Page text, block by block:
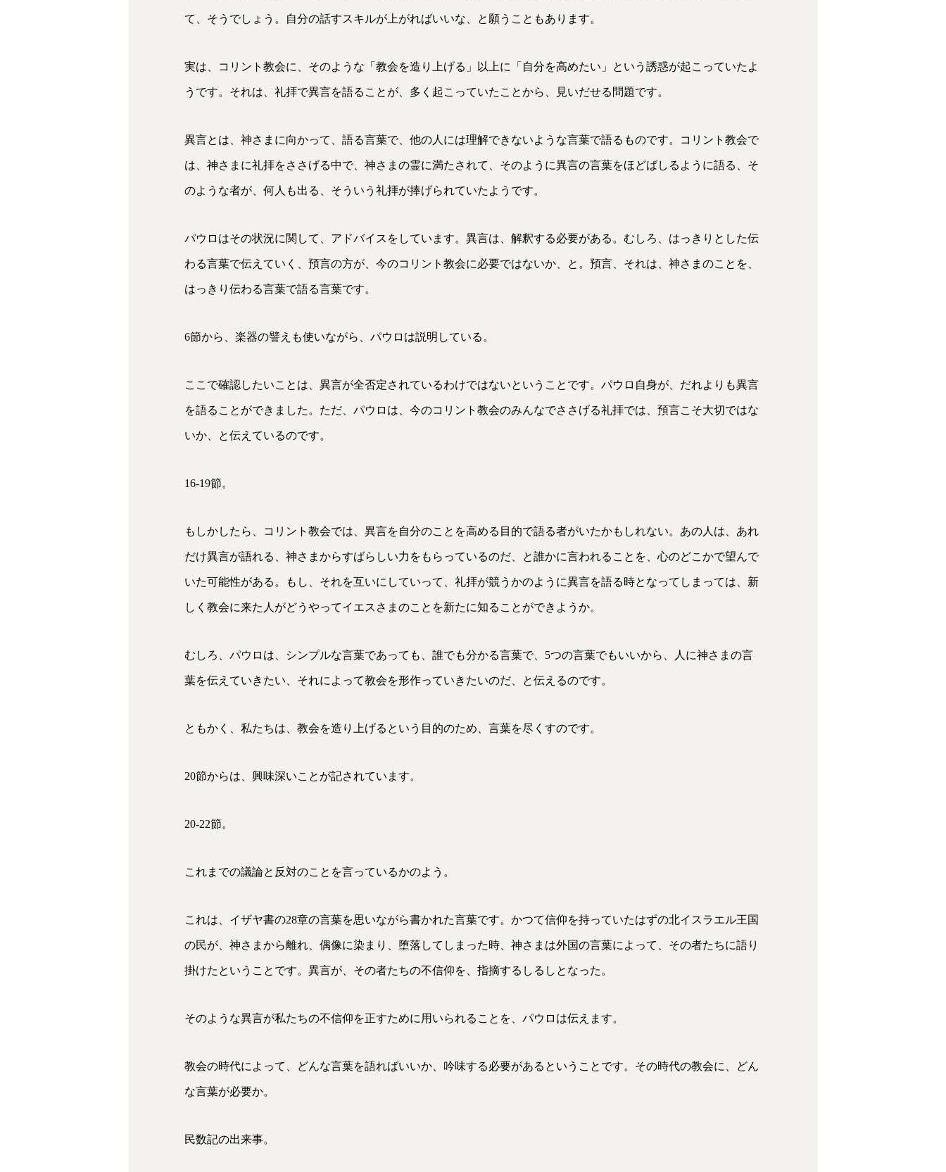
て、そうでしょう。自分の話すスキルが上がればいいな、と願うこともあります。
実は、コリント教会に、そのような「教会を造り上げる」以上に「自分を高めたい」という誘惑が起こっていたよ
うです。それは、礼拝で異言を語ることが、多く起こっていたことから、見いだせる問題です。
異言とは、神さまに向かって、語る言葉で、他の人には理解できないような言葉で語るものです。コリント教会で
は、神さまに礼拝をささげる中で、神さまの霊に満たされて、そのように異言の言葉をほどばしるように語る、そ
のような者が、何人も出る、そういう礼拝が捧げられていたようです。
パウロはその状況に関して、アドバイスをしています。異言は、解釈する必要がある。むしろ、はっきりとした伝
わる言葉で伝えていく、預言の方が、今のコリント教会に必要ではないか、と。預言、それは、神さまのことを、
はっきり伝わる言葉で語る言葉です。
6節から、楽器の譬えも使いながら、パウロは説明している。
ここで確認したいことは、異言が全否定されているわけではないということです。パウロ自身が、だれよりも異言
を語ることができました。ただ、パウロは、今のコリント教会のみんなでささげる礼拝では、預言こそ大切ではな
いか、と伝えているのです。
16-19節。
もしかしたら、コリント教会では、異言を自分のことを高める目的で語る者がいたかもしれない。あの人は、あれ
だけ異言が語れる、神さまからすばらしい力をもらっているのだ、と誰かに言われることを、心のどこかで望んで
いた可能性がある。もし、それを互いにしていって、礼拝が競うかのように異言を語る時となってしまっては、新
しく教会に来た人がどうやってイエスさまのことを新たに知ることができようか。
むしろ、パウロは、シンプルな言葉であっても、誰でも分かる言葉で、5つの言葉でもいいから、人に神さまの言
葉を伝えていきたい、それによって教会を形作っていきたいのだ、と伝えるのです。
ともかく、私たちは、教会を造り上げるという目的のため、言葉を尽くすのです。
20節からは、興味深いことが記されています。
20-22節。
これまでの議論と反対のことを言っているかのよう。
これは、イザヤ書の28章の言葉を思いながら書かれた言葉です。かつて信仰を持っていたはずの北イスラエル王国
の民が、神さまから離れ、偶像に染まり、堕落してしまった時、神さまは外国の言葉によって、その者たちに語り
掛けたということです。異言が、その者たちの不信仰を、指摘するしるしとなった。
そのような異言が私たちの不信仰を正すために用いられることを、パウロは伝えます。
教会の時代によって、どんな言葉を語ればいいか、吟味する必要があるということです。その時代の教会に、どん
な言葉が必要か。
民数記の出来事。